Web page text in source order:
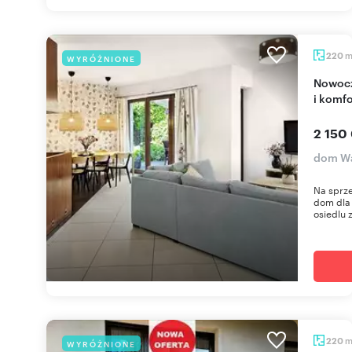
WYRÓŻNIONE 220 m
Nowoczesny dom 220 m² z garażem - prywatność
i
2 150
dom
Na
dom
osiedlu
WYRÓŻNIONE 220 m